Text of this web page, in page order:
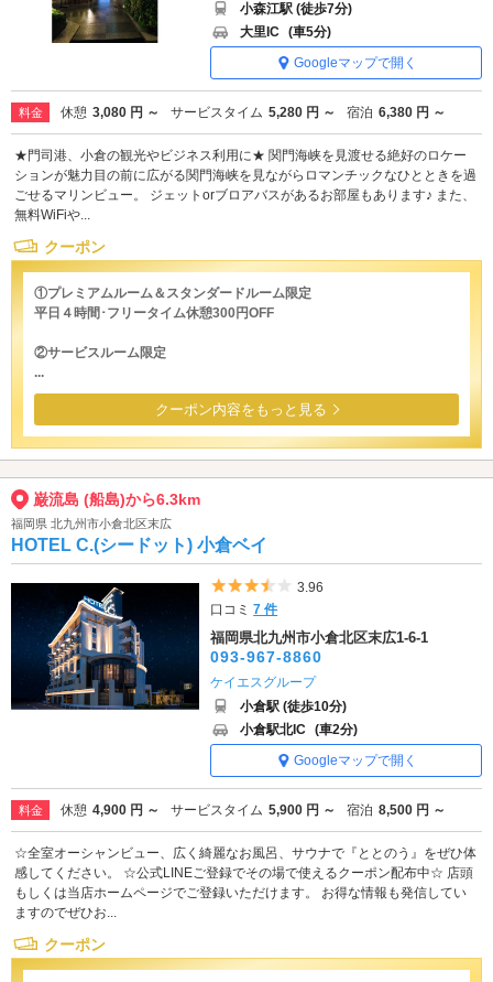
小森江駅 (徒歩7分)
大里IC (車5分)
Googleマップで開く
料金 休憩 3,080 円 ～ サービスタイム 5,280 円 ～ 宿泊 6,380 円 ～
★門司港、小倉の観光やビジネス利用に★ 関門海峡を見渡せる絶好のロケー
ションが魅力目の前に広がる関門海峡を見ながらロマンチックなひとときを過
ごせるマリンビュー。 ジェットorブロアバスがあるお部屋もあります♪ また、
無料WiFiや...
クーポン
①プレミアムルーム＆スタンダードルーム限定
平日４時間･フリータイム休憩300円OFF
②サービスルーム限定
...
クーポン内容をもっと見る
巌流島 (船島)から6.3km
福岡県 北九州市小倉北区末広
HOTEL C.(シードット) 小倉ベイ
5つ星のうち3.5
3.96
口コミ7 件
福岡県北九州市小倉北区末広1-6-1
093-967-8860
ケイエスグループ
小倉駅 (徒歩10分)
小倉駅北IC (車2分)
Googleマップで開く
料金 休憩 4,900 円 ～ サービスタイム 5,900 円 ～ 宿泊 8,500 円 ～
☆全室オーシャンビュー、広く綺麗なお風呂、サウナで『ととのう』をぜひ体
感してください。 ☆公式LINEご登録でその場で使えるクーポン配布中☆ 店頭
もしくは当店ホームページでご登録いただけます。 お得な情報も発信してい
ますのでぜひお...
クーポン